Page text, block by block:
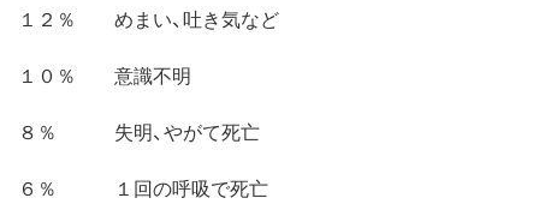
１２％ めまい、吐き気など
１０％ 意識不明
８％ 失明、やがて死亡
６％ １回の呼吸で死亡